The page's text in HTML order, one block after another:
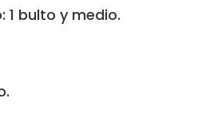
bulto y medio.